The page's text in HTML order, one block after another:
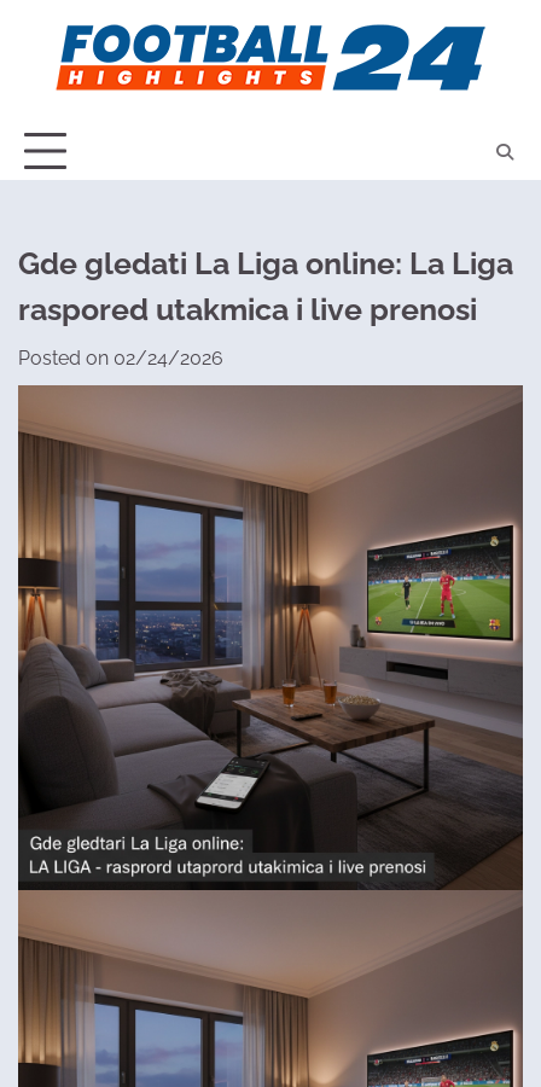
content
Gde gledati La Liga online: La Liga
raspored utakmica i live prenosi
Posted on 02/24/2026